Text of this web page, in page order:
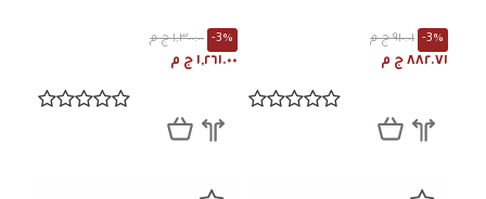
٩١٠.٠١ ج م -3%
٨٨٢.٧١ ج م
١,٣٠٠.٠٠ ج م -3%
١,٢٦١.٠٠ ج م